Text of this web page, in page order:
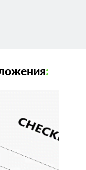
: